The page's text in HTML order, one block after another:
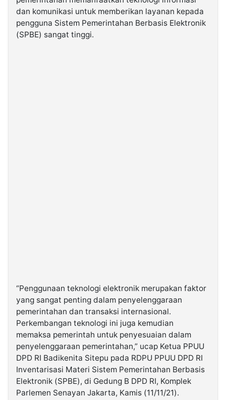
Kabarbaru.co
dan komunikasi untuk memberikan layanan kepada
pengguna Sistem Pemerintahan Berbasis Elektronik
(SPBE) sangat tinggi.
“Penggunaan teknologi elektronik merupakan faktor
yang sangat penting dalam penyelenggaraan
pemerintahan dan transaksi internasional.
Perkembangan teknologi ini juga kemudian
memaksa pemerintah untuk penyesuaian dalam
penyelenggaraan pemerintahan,” ucap Ketua PPUU
DPD RI Badikenita Sitepu pada RDPU PPUU DPD RI
Inventarisasi Materi Sistem Pemerintahan Berbasis
Elektronik (SPBE), di Gedung B DPD RI, Komplek
Parlemen Senayan Jakarta, Kamis (11/11/21).